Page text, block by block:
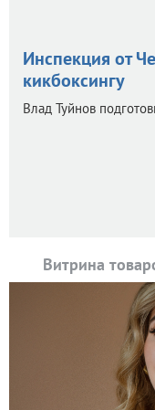
Инспекция от
кикбоксингу
Влад Туйнов
Витрина